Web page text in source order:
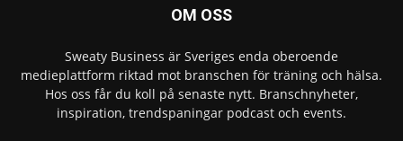
OM OSS
Sweaty Business är Sveriges enda oberoende
medieplattform riktad mot branschen för träning och hälsa.
Hos oss får du koll på senaste nytt. Branschnyheter,
inspiration, trendspaningar podcast och events.